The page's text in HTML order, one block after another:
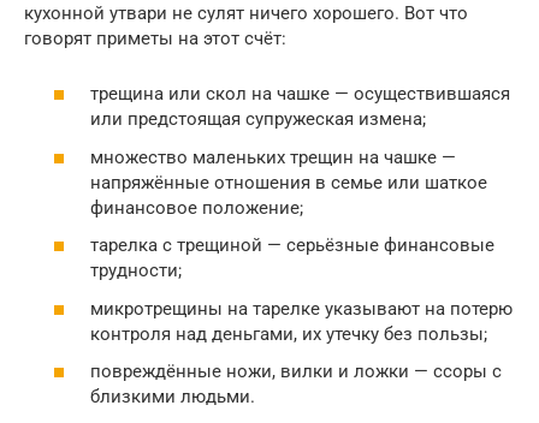
кухонной утвари не сулят ничего хорошего. Вот что
говорят приметы на этот счёт:
трещина или скол на чашке — осуществившаяся
или предстоящая супружеская измена;
множество маленьких трещин на чашке —
напряжённые отношения в семье или шаткое
финансовое положение;
тарелка с трещиной — серьёзные финансовые
трудности;
микротрещины на тарелке указывают на потерю
контроля над деньгами, их утечку без пользы;
повреждённые ножи, вилки и ложки — ссоры с
близкими людьми.